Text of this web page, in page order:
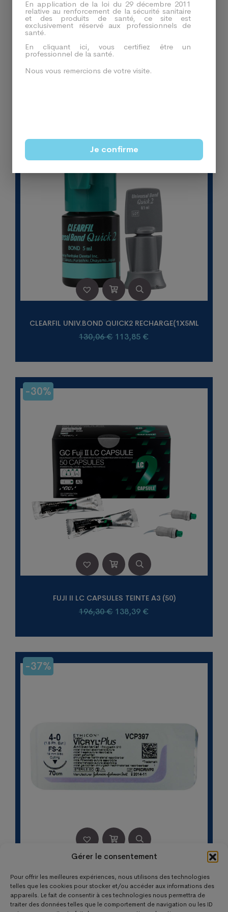
Gérer le consentement
Pour offrir les meilleures expériences, nous utilisons des technologies
telles que les cookies pour stocker et/ou accéder aux informations des
appareils. Le fait de consentir à ces technologies nous permettra de
traiter des données telles que le comportement de navigation ou les ID
Produits En Relation
CLEARFIL UNIV.BOND QUICK2 RECHARGE(1X5ML
130,06€ Le
initial
113,85 €
actuel
-30%
FUJI II LC CAPSULES TEINTE A3 (50)
196,30€ Le
initial
138,39 €
actuel
-37%
SUTURES VICRYL PLUS VECTRAL 4/0 3/8 CERCLE
19MM (36)
340,70€ Le
prix
217,35€Le
prix
En application de la loi du 29 décembre 2011
relative au renforcement de la sécurité sanitaire
et des produits de santé, ce site est
exclusivement réservé aux professionnels de
santé.
En cliquant ici, vous certifiez être un
professionnel de la santé.
Nous vous remercions de votre visite.
Je confirme